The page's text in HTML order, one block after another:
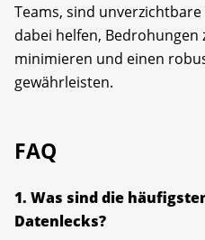
Teams, sind
dabei helfen, Bedrohungen
minimieren und einen
gewährleisten.
FAQ
1. Was sind die
Datenlecks?